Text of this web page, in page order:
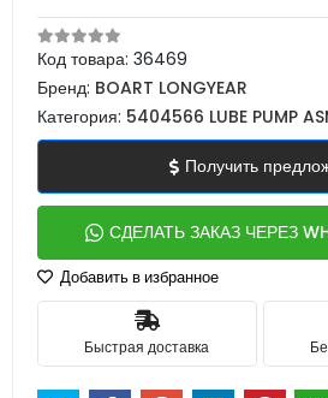
Код товара: 36469
Бренд: BOART LONGYEAR
Категория: 5404566 LUBE PUMP
Получить
СДЕЛАТЬ ЗАКАЗ ЧЕРЕЗ
Добавить в избранное
Быстрая доставка